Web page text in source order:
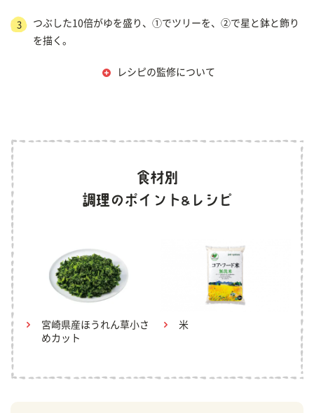
3
つぶした10倍がゆを盛り、①でツリーを、②で星と鉢と飾り
を描く。
レシピの監修について
宮崎県産ほうれん草小さ
めカット
米